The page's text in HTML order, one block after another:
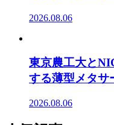
2026.08.06
東京農工大と
する薄型メタサ
2026.08.06